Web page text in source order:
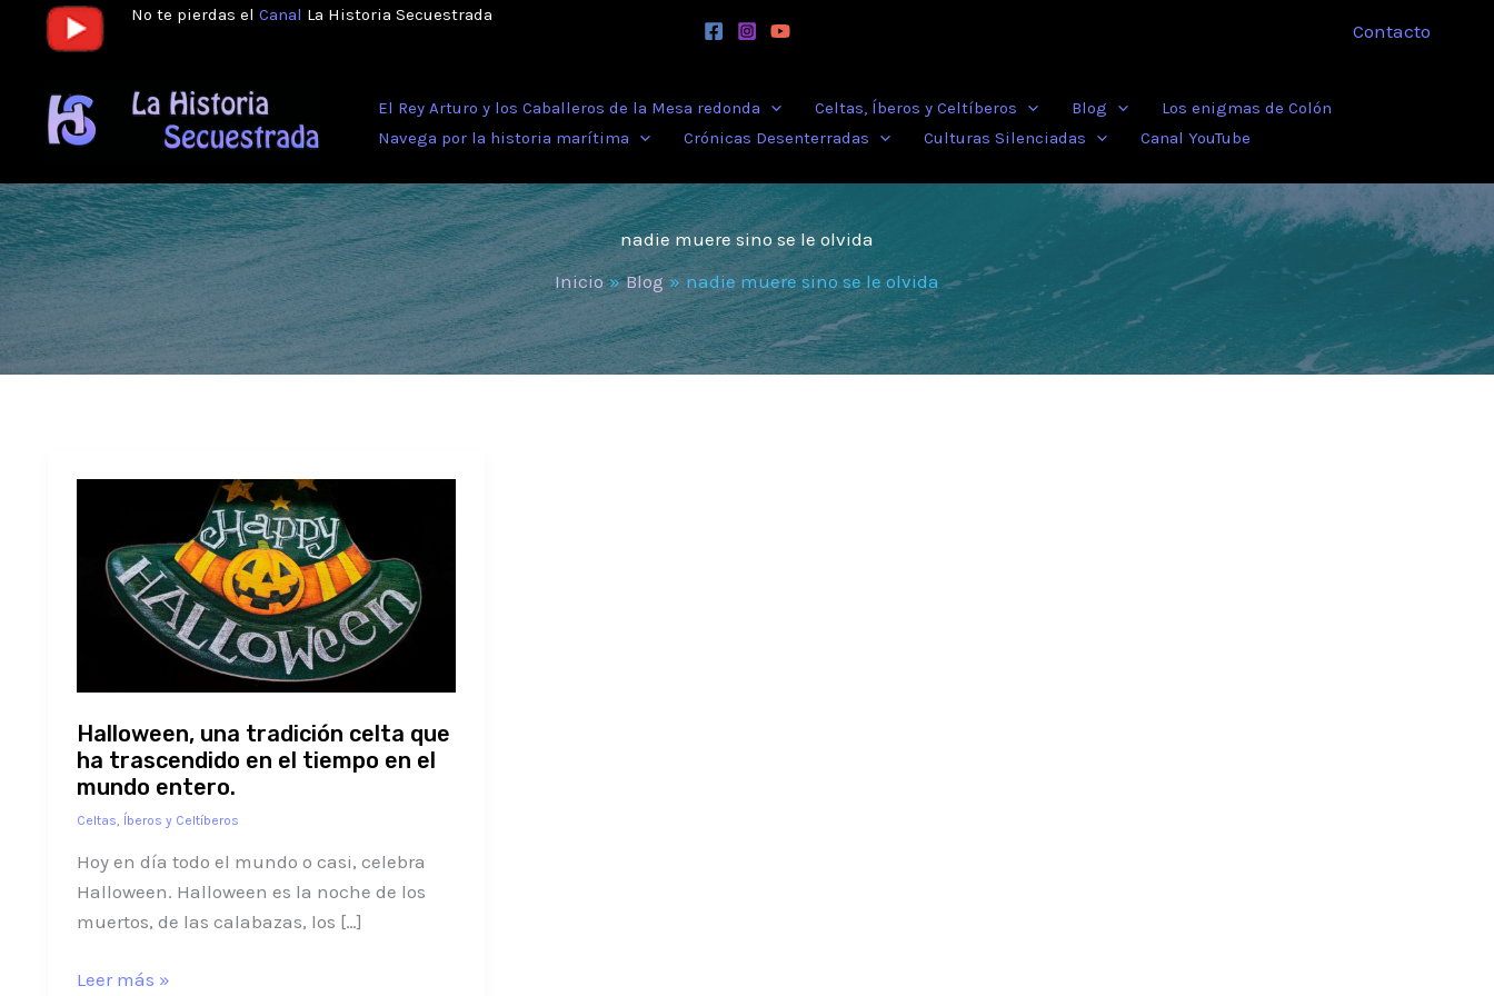
No te pierdas el Canal La Historia Secuestrada
Contacto
El Rey Arturo y los Caballeros de la Mesa redonda Celtas, Íberos y Celtíberos Blog
Los enigmas de Colón
Navega por la historia marítima
Crónicas Desenterradas Culturas Silenciadas Canal YouTube
nadie muere sino se le olvida
Inicio
Blog nadie muere sino se le olvida
Halloween, una tradición celta que
ha trascendido en el tiempo en el
mundo entero.
Celtas, Íberos y Celtíberos
Hoy en día todo el mundo o casi, celebra
Halloween. Halloween es la noche de los
muertos, de las calabazas, los […]
tradición
celta
el
tiempo
en
el
mundo
entero.
Leer más »